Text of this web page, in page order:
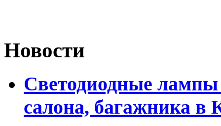
Новости
Светодиодные лампы
салона, багажника в